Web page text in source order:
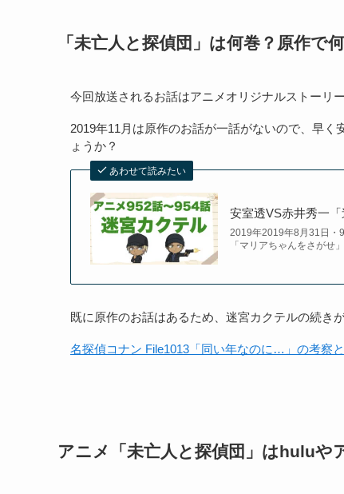
「未亡人と探偵団」は何巻？原作で
今回放送されるお話はアニメオリジナルストーリ
2019年11月は原作のお話が一話がないので、早
ょうか？
あわせて読みたい
安室透VS赤井秀一
2019年2019年8月31日・
「マリアちゃんをさが
既に原作のお話はあるため、迷宮カクテルの続き
名探偵コナン File1013「同い年なのに…」の考察
アニメ「未亡人と探偵団」はhuluや